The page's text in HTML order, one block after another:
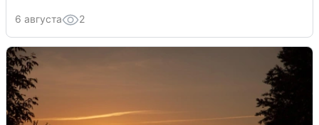
6 августа 2